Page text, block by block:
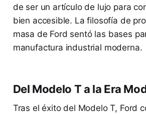
de ser un artículo de lujo para
bien accesible. La filosofía de
masa de Ford sentó las bases
manufactura industrial moderna.
Del Modelo T a la Era
Tras el éxito del Modelo T, Ford